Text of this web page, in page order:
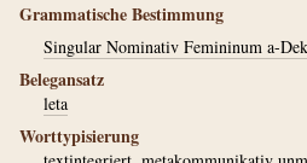
Grammatische Bestimmung
Singular Nominativ Femininum a-
Belegansatz
leta
Worttypisierung